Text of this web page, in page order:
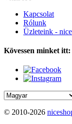
Kapcsolat
Rólunk
Üzleteink -
Kövessen minket itt:
© 2010-2026